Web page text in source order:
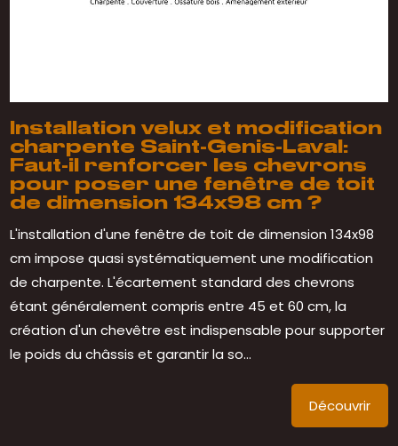
Installation velux et modification
charpente Saint-Genis-Laval:
Faut-il renforcer les chevrons
pour poser une fenêtre de toit
de dimension 134x98 cm ?
L'installation d'une fenêtre de toit de dimension 134x98
cm impose quasi systématiquement une modification
de charpente. L'écartement standard des chevrons
étant généralement compris entre 45 et 60 cm, la
création d'un chevêtre est indispensable pour supporter
le poids du châssis et garantir la so...
Découvrir